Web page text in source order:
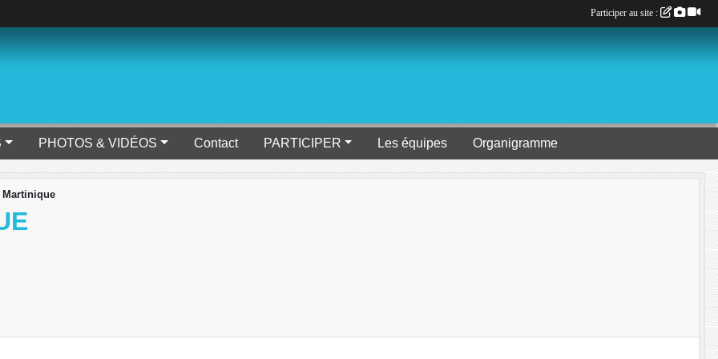
PHOTOS & VIDÉOS Contact PARTICIPER Les équipes Organigramme
Participer au site :